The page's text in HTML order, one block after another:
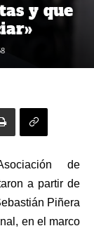
y que
de
a partir de
Piñera
, en el marco